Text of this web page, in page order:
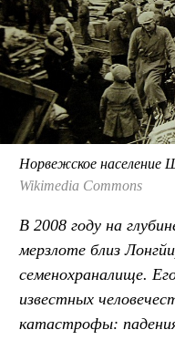
Норвежское население
Wikimedia Commons
В 2008 году на
мерзлоте близ
семенохраналище.
известных
катастрофы: